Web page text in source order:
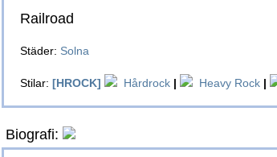
Railroad
Städer: Solna
Stilar: [HROCK] Hårdrock | Heavy Rock |
Biografi: